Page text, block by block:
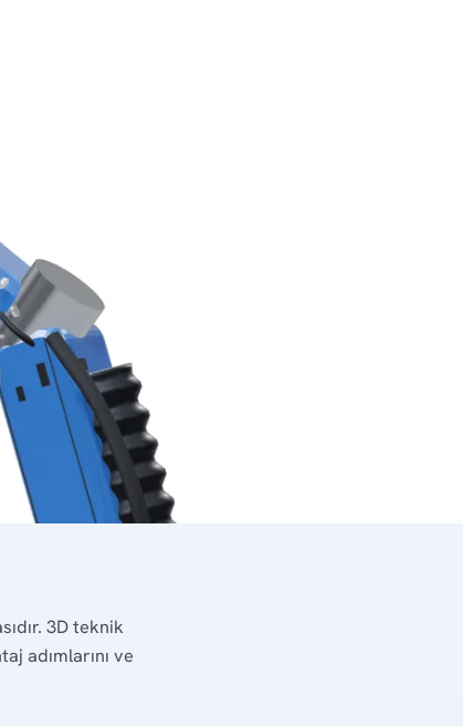
3D teknik
adımlarını ve